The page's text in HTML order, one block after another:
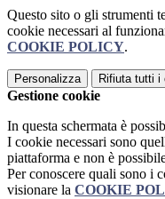
Questo sito o gli strumenti
cookie necessari al
COOKIE POLICY.
Personalizza Rifiuta tutti i
Gestione cookie
In questa schermata è
I cookie necessari sono
piattaforma e non è
Per conoscere quali sono i
visionare la COOKIE